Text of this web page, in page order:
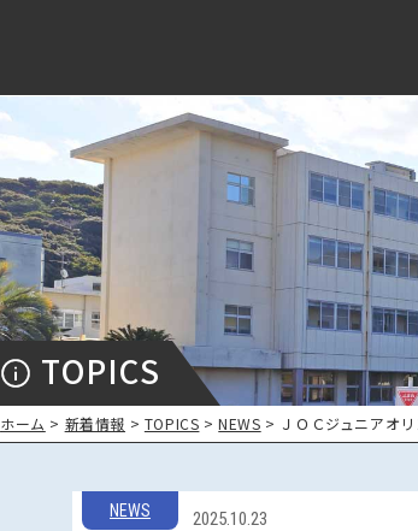
TOPICS
ホーム > 新着情報 > TOPICS >NEWS > ＪＯＣジュニアオ
NEWS 2025.10.23